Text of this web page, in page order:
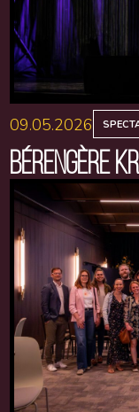
09.05.2026
BÉRENGÈRE